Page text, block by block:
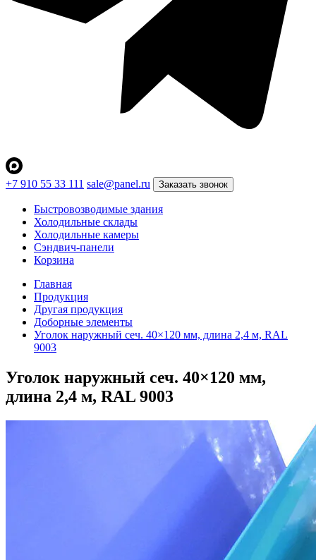
+7 910 55 33 111 sale@panel.ru Заказать звонок
Быстровозводимые здания
Холодильные склады
Холодильные камеры
Сэндвич-панели
Корзина
Главная
Продукция
Другая продукция
Доборные элементы
Уголок наружный сеч. 40×120 мм, длина 2,4 м, RAL
9003
Уголок наружный сеч. 40×120 мм,
длина 2,4 м, RAL 9003